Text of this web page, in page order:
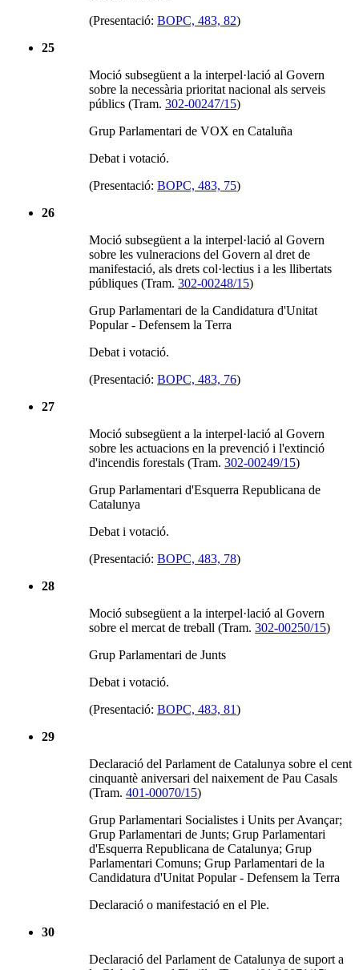
(Presentació:BOPC, 483, 82)
25
Moció subsegüent a la interpel·lació al Govern
sobre la necessària prioritat nacional als serveis
públics (Tram.302-00247/15)
Grup Parlamentari de VOX en Cataluña
Debat i votació.
(Presentació:BOPC, 483, 75)
26
Moció subsegüent a la interpel·lació al Govern
sobre les vulneracions del Govern al dret de
manifestació, als drets col·lectius i a les llibertats
públiques (Tram.302-00248/15)
Grup Parlamentari de la Candidatura d'Unitat
Popular - Defensem la Terra
Debat i votació.
(Presentació:BOPC, 483, 76)
27
Moció subsegüent a la interpel·lació al Govern
sobre les actuacions en la prevenció i l'extinció
d'incendis forestals (Tram.302-00249/15)
Grup Parlamentari d'Esquerra Republicana de
Catalunya
Debat i votació.
(Presentació:BOPC, 483, 78)
28
Moció subsegüent a la interpel·lació al Govern
sobre el mercat de treball (Tram.302-00250/15)
Grup Parlamentari de Junts
Debat i votació.
(Presentació:BOPC, 483, 81)
29
Declaració del Parlament de Catalunya sobre el cent
cinquantè aniversari del naixement de Pau Casals
(Tram.401-00070/15)
Grup Parlamentari Socialistes i Units per Avançar;
Grup Parlamentari de Junts; Grup Parlamentari
d'Esquerra Republicana de Catalunya; Grup
Parlamentari Comuns; Grup Parlamentari de la
Candidatura d'Unitat Popular - Defensem la Terra
Declaració o manifestació en el Ple.
30
Declaració del Parlament de Catalunya de suport a